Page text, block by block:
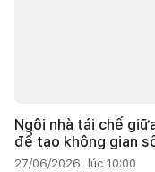
Ngôi nhà tái chế
để tạo không gian
27/06/2026, lúc 10:00